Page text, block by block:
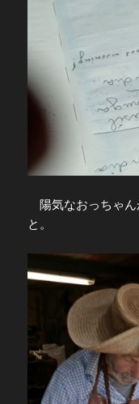
陽気なおっちゃん
と。